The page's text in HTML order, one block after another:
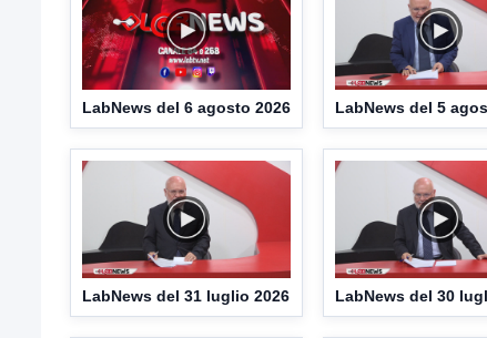
LabNews del 6 agosto 2026 LabNews del 5
LabNews del 31 luglio 2026 LabNews del 30